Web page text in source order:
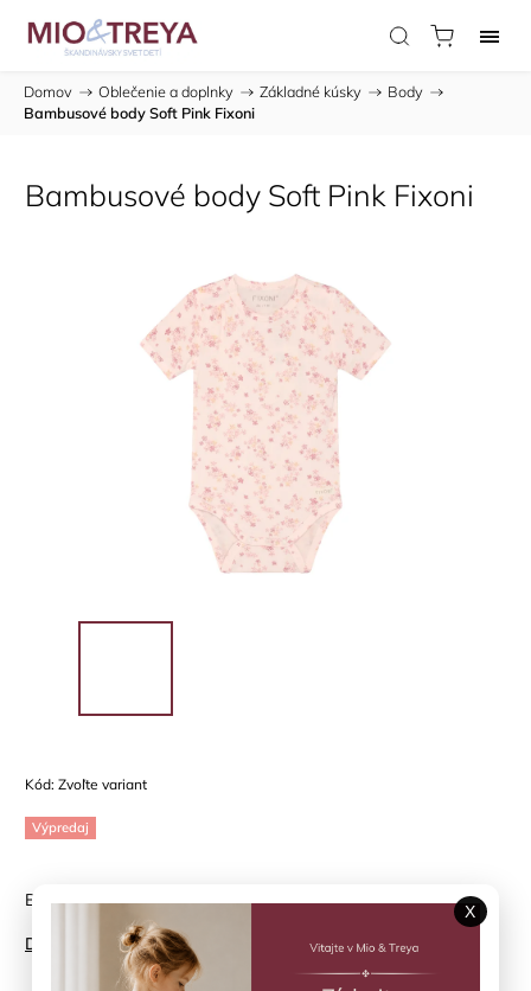
Domov / Oblečenie a doplnky / Základné kúsky / Body /
Bambusové body Soft Pink Fixoni
Bambusové body Soft Pink Fixoni
Kód: Zvoľte variant
Výpredaj
Body s krátkym rukávom v jemnom škandinávskom dizajne
Detailné informácie
X